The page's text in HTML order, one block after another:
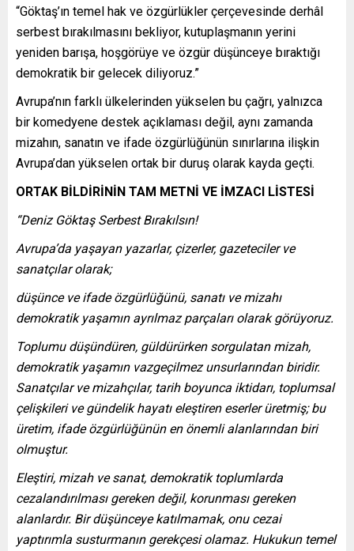
“Göktaş’ın temel hak ve özgürlükler çerçevesinde derhâl
serbest bırakılmasını bekliyor, kutuplaşmanın yerini
yeniden barışa, hoşgörüye ve özgür düşünceye bıraktığı
demokratik bir gelecek diliyoruz.”
Avrupa’nın farklı ülkelerinden yükselen bu çağrı, yalnızca
bir komedyene destek açıklaması değil, aynı zamanda
mizahın, sanatın ve ifade özgürlüğünün sınırlarına ilişkin
Avrupa’dan yükselen ortak bir duruş olarak kayda geçti.
ORTAK BİLDİRİNİN TAM METNİ VE İMZACI LİSTESİ
“Deniz Göktaş Serbest Bırakılsın!
Avrupa’da yaşayan yazarlar, çizerler, gazeteciler ve
sanatçılar olarak;
düşünce ve ifade özgürlüğünü, sanatı ve mizahı
demokratik yaşamın ayrılmaz parçaları olarak görüyoruz.
Toplumu düşündüren, güldürürken sorgulatan mizah,
demokratik yaşamın vazgeçilmez unsurlarından biridir.
Sanatçılar ve mizahçılar, tarih boyunca iktidarı, toplumsal
çelişkileri ve gündelik hayatı eleştiren eserler üretmiş; bu
üretim, ifade özgürlüğünün en önemli alanlarından biri
olmuştur.
Eleştiri, mizah ve sanat, demokratik toplumlarda
cezalandırılması gereken değil, korunması gereken
alanlardır. Bir düşünceye katılmamak, onu cezai
yaptırımla susturmanın gerekçesi olamaz. Hukukun temel